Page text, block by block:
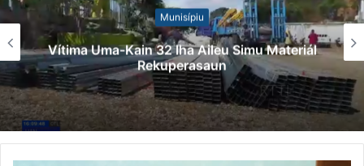
Munisípiu
Vítima Uma-Kain 32 Iha Aileu Simu Materiál
Rekuperasaun